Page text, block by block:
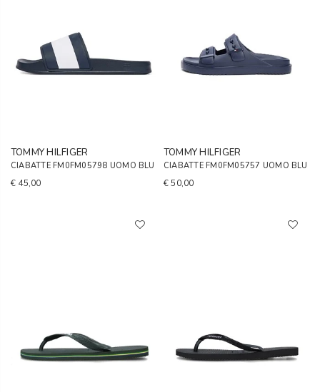
TOMMY HILFIGER
CIABATTE FM0FM05798 UOMO BLU
€ 45,00
TOMMY HILFIGER
CIABATTE FM0FM05757 UOMO BLU
€ 50,00